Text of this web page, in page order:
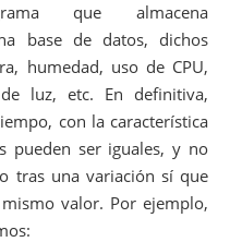
que almacena
base de datos, dichos
humedad, uso de CPU,
luz, etc. En definitiva,
con la característica
pueden ser iguales, y no
tras una variación sí que
valor. Por ejemplo,